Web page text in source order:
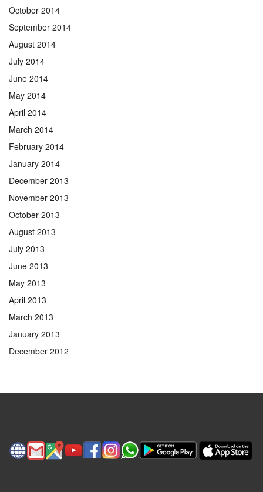
October 2014
September 2014
August 2014
July 2014
June 2014
May 2014
April 2014
March 2014
February 2014
January 2014
December 2013
November 2013
October 2013
August 2013
July 2013
June 2013
May 2013
April 2013
March 2013
January 2013
December 2012